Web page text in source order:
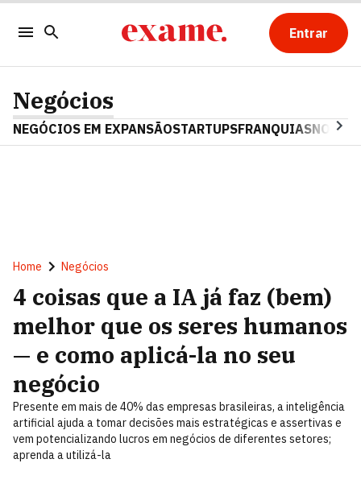
Entrar
Negócios
NEGÓCIOS EM EXPANSÃOSTARTUPSFRANQUIAS
Home Negócios
4 coisas que a IA já faz (bem)
melhor que os seres humanos
— e como aplicá-la no seu
negócio
Presente em mais de 40% das empresas brasileiras, a inteligência
artificial ajuda a tomar decisões mais estratégicas e assertivas e
vem potencializando lucros em negócios de diferentes setores;
aprenda a utilizá-la